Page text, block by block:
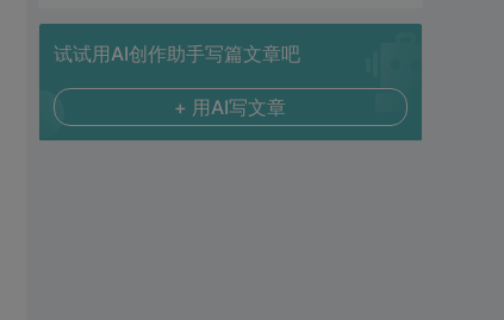
试试用AI创作助手写篇文章吧
+ 用AI写文章